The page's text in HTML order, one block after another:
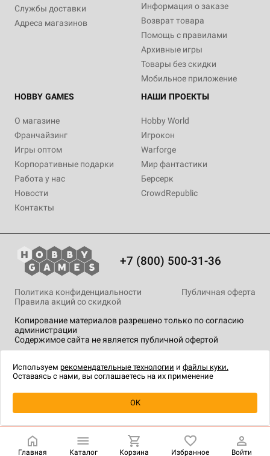
Службы доставки
Адреса магазинов
Информация о заказе
Возврат товара
Помощь с правилами
Архивные игры
Товары без скидки
Мобильное приложение
HOBBY GAMES
О магазине
Франчайзинг
Игры оптом
Корпоративные подарки
Работа у нас
Новости
Контакты
НАШИ ПРОЕКТЫ
Hobby World
Игрокон
Warforge
Мир фантастики
Берсерк
CrowdRepublic
+7 (800) 500-31-36
Копирование материалов разрешено только по согласию
администрации
Содержимое сайта не является публичной офертой
Политика конфиденциальности
Публичная оферта
Правила акций со скидкой
технологии.
Главная Каталог Корзина Избранное Войти
Используем рекомендательные технологии и файлы куки.
Оставаясь с нами, вы соглашаетесь на их применение
OK